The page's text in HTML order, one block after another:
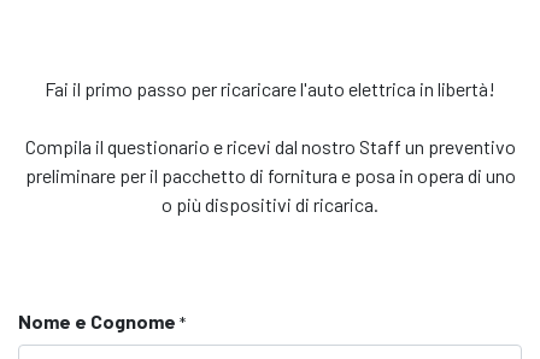
Fai il primo passo per ricaricare l'auto elettrica in libertà!
Compila il questionario e ricevi dal nostro Staff un preventivo
preliminare per il pacchetto di fornitura e posa in opera di uno
o più dispositivi di ricarica.
Nome e Cognome *